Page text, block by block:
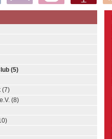
(5)
(7)
(8)